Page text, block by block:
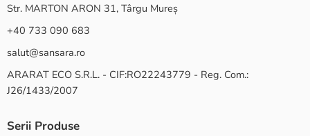
Str. MARTON ARON 31, Târgu Mureș
+40 733 090 683
salut@sansara.ro
ARARAT ECO S.R.L. - CIF:RO22243779 - Reg. Com.:
J26/1433/2007
Serii Produse